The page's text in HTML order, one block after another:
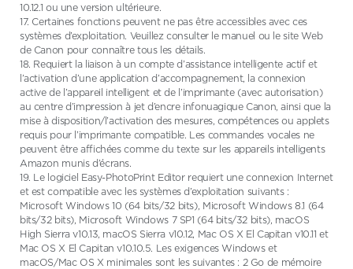
10.12.1 ou une version ultérieure.
17. Certaines fonctions peuvent ne pas être accessibles avec ces
systèmes d’exploitation. Veuillez consulter le manuel ou le site Web
de Canon pour connaître tous les détails.
18. Requiert la liaison à un compte d’assistance intelligente actif et
l’activation d’une application d’accompagnement, la connexion
active de l’appareil intelligent et de l’imprimante (avec autorisation)
au centre d’impression à jet d’encre infonuagique Canon, ainsi que la
mise à disposition/l’activation des mesures, compétences ou applets
requis pour l’imprimante compatible. Les commandes vocales ne
peuvent être affichées comme du texte sur les appareils intelligents
Amazon munis d’écrans.
19. Le logiciel Easy-PhotoPrint Editor requiert une connexion Internet
et est compatible avec les systèmes d’exploitation suivants :
Microsoft Windows 10 (64 bits/32 bits), Microsoft Windows 8.1 (64
bits/32 bits), Microsoft Windows 7 SP1 (64 bits/32 bits), macOS
High Sierra v10.13, macOS Sierra v10.12, Mac OS X El Capitan v10.11 et
Mac OS X El Capitan v10.10.5. Les exigences Windows et
macOS/Mac OS X minimales sont les suivantes : 2 Go de mémoire